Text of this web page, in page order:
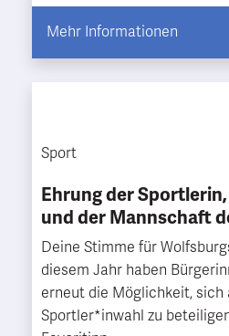
Mehr Informationen
Sport
Ehrung der
und der Mannschaft
Deine Stimme für
diesem Jahr haben
erneut die Möglichkeit, sich
Sportler*inwahl zu